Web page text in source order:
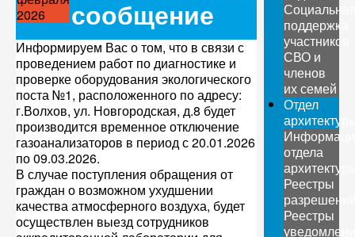
2026
сообщение
Информируем Вас о том, что в связи с
проведением работ по диагностике и
проверке оборудования экологического
поста №1, расположенного по адресу:
г.Волхов, ул. Новгородская, д.8 будет
производится временное отключение
газоанализаторов в период с 20.01.2026
по 09.03.2026.
В случае поступления обращения от
граждан о возможном ухудшении
качества атмосферного воздуха, будет
осуществлен выезд сотрудников
поддержка
участников
СВО и
членов
их семей
Отдел
отдела
Реестры
Реестры